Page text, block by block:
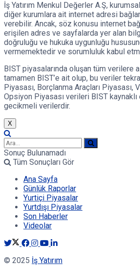
İş Yatırım Menkul Değerler A.Ş,
diğer kurumlara ait internet adresi
verebilir. Ancak, söz konusu internet
erişilen adres ve sayfalarda yer alan
doğruluğu ve hukuka uygunluğu
vermemektedir ve sorumluluk kabul
BIST piyasalarında oluşan tüm verilere
tamamen BIST’e ait olup, bu veriler
Piyasası, Borçlanma Araçları Piyasası,
Opsiyon Piyasası verileri BIST
gecikmeli verilerdir.
X
Sonuç Bulunamadı
Tüm Sonuçları Gör
Ana Sayfa
Günlük Raporlar
Yurtiçi Piyasalar
Yurtdışı Piyasalar
Son Haberler
Videolar
© 2025 İş Yatırım